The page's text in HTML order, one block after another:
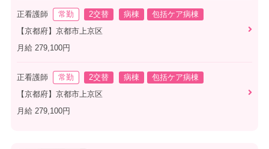
正看護師 常勤 2交替 病棟
包括ケア病棟
【京都府】京都市上京区
月給 279,100円
正看護師 常勤 2交替 病棟
包括ケア病棟
【京都府】京都市上京区
月給 279,100円